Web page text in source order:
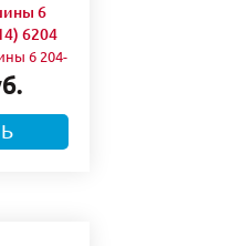
6
6204